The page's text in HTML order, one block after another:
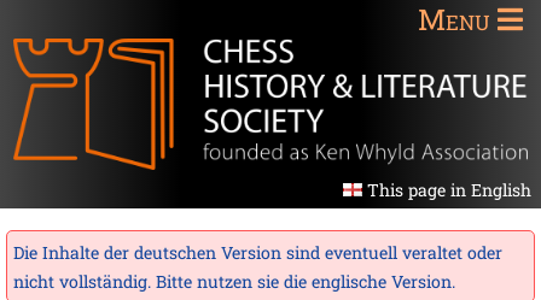
Menu
This page in English
Die Inhalte der deutschen Version sind eventuell veraltet oder
nicht vollständig. Bitte nutzen sie die englische Version.